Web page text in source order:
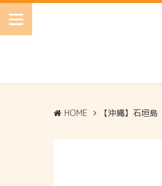
HOME 【沖縄】石垣島